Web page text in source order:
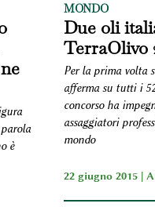
è
MONDO
Due oli
TerraOlivo
Per la prima volta
afferma su tutti i
concorso ha
assaggiatori
mondo
22 giugno 2015 |